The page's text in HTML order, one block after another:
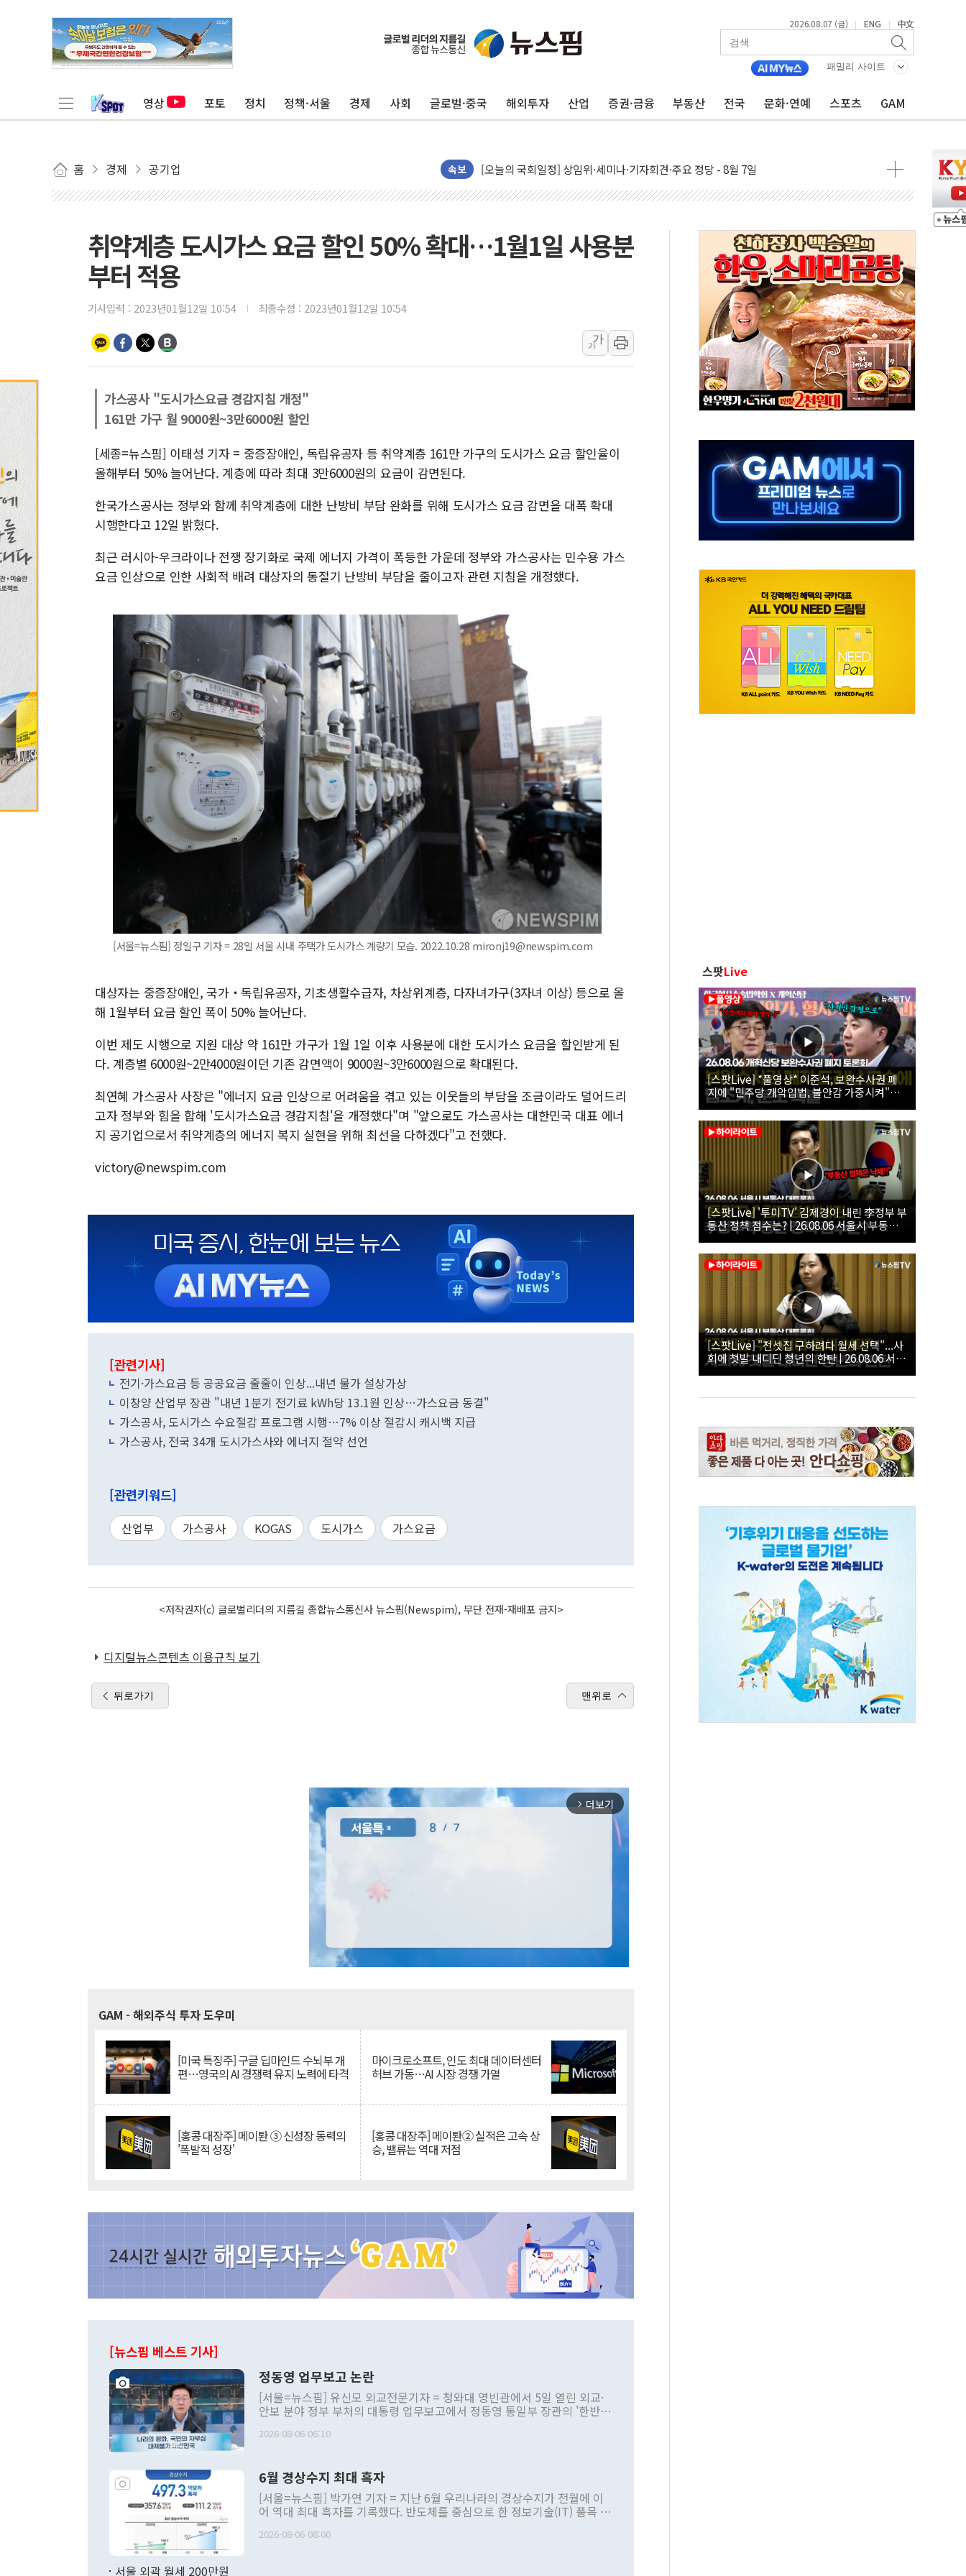
2026.08.07 (금) | ENG | 中文
패밀리 사이트
영상 포토 정치 정책·서울 경제 사회 글로벌·중국 해외투자 산업 증권·금융 부동산 전국 문화·연예 스포츠 GAM
홈 경제 공기업 속보
뉴욕증시, 유가·금리 부담에 하락…다우 5거래일 랠리 '마침표'
이란, 오만과 호르무즈 해협 재개방 합의 막바지.."美와 직접 협상 없어"
李대통령, 오늘 부동산 정책 점검 2차 회의…주택 공급 대책 막바지 조율할 듯
[오늘의 정치일정] 8월 7일(금)
이란, 美·이스라엘 선박 호르무즈 통항 제한 추진…美 "통행 막을 권한 없어"
유럽증시, 견조한 실적 소화하며 대부분 상승… "2분기 기업 순이익 21% 증가" 전망
구광모, 내주 실리콘밸리서 젠슨 황 재회…로봇·AI 데이터센터·모빌리티 구체화
뉴욕증시 개장 전 특징주...모더나·아이온큐·도어대시↑ VS 샌디스크·피그마·앱러빈↓
김정관 장관 "영업이익 N% 성과급 반대…상법·자본시장법 개정 논의"
뉴욕증시 프리뷰, 미 주가선물 AI주 차익실현 속 혼조세...웨스턴디지털·샌디스크↓
청와대, 북한 단거리 탄도미사일 발사에 긴급 안보 점검회의
금값 7주 만에 최고…美 고용 둔화·호르무즈 재개방 기대에 강세
[인도증시] 중동 긴장 완화에 실적 호조까지, 상승...호실적 보고 기업 상승세 뚜렷
러, 1인칭시점 드론으로 우크라 민간인 '사파리' 공격… 시민들 공포감 극대화 전략
[베트남 증시] 지수 하락 속 'DGC' 임시 주총 기대감에 홀로 상한가…마진 잔액은 사상 최고
양주 섬유염색공장서 화재 1명 중상…대응 1단계 진압 중
취약계층 도시가스 요금 할인 50% 확대…1월1일 사용분
부터 적용
기사입력 : 2023년01월12일 10:54 최종수정 : 2023년01월12일 10:54
가
가
가스공사 "도시가스요금 경감지침 개정"
161만 가구 월 9000원~3만6000원 할인
[세종=뉴스핌] 이태성 기자 = 중증장애인, 독립유공자 등 취약계층 161만 가구의 도시가스 요금 할인율이
올해부터 50% 늘어난다. 계층에 따라 최대 3만6000원의 요금이 감면된다.
한국가스공사는 정부와 함께 취약계층에 대한 난방비 부담 완화를 위해 도시가스 요금 감면을 대폭 확대
시행한다고 12일 밝혔다.
최근 러시아-우크라이나 전쟁 장기화로 국제 에너지 가격이 폭등한 가운데 정부와 가스공사는 민수용 가스
요금 인상으로 인한 사회적 배려 대상자의 동절기 난방비 부담을 줄이고자 관련 지침을 개정했다.
[서울=뉴스핌] 정일구 기자 = 28일 서울 시내 주택가 도시가스 계량기 모습. 2022.10.28 mironj19@newspim.com
대상자는 중증장애인, 국가‧독립유공자, 기초생활수급자, 차상위계층, 다자녀가구(3자녀 이상) 등으로 올
해 1월부터 요금 할인 폭이 50% 늘어난다.
이번 제도 시행으로 지원 대상 약 161만 가구가 1월 1일 이후 사용분에 대한 도시가스 요금을 할인받게 된
다. 계층별 6000원~2만4000원이던 기존 감면액이 9000원~3만6000원으로 확대된다.
최연혜 가스공사 사장은 "에너지 요금 인상으로 어려움을 겪고 있는 이웃들의 부담을 조금이라도 덜어드리
고자 정부와 힘을 합해 '도시가스요금 경감지침'을 개정했다"며 "앞으로도 가스공사는 대한민국 대표 에너
지 공기업으로서 취약계층의 에너지 복지 실현을 위해 최선을 다하겠다"고 전했다.
victory@newspim.com
[관련기사]
전기·가스요금 등 공공요금 줄줄이 인상...내년 물가 설상가상
이창양 산업부 장관 "내년 1분기 전기료 kWh당 13.1원 인상…가스요금 동결"
가스공사, 도시가스 수요절감 프로그램 시행…7% 이상 절감시 캐시백 지급
가스공사, 전국 34개 도시가스사와 에너지 절약 선언
[관련키워드]
산업부 가스공사 KOGAS 도시가스 가스요금
<저작권자(c) 글로벌리더의 지름길 종합뉴스통신사 뉴스핌(Newspim), 무단 전재-재배포 금지>
디지털뉴스콘텐츠 이용규칙 보기
뒤로가기 맨위로
arrow_forward_ios 더보기
GAM - 해외주식 투자 도우미
[미국 특징주] 구글 딥마인드 수뇌부 개
편…영국의 AI 경쟁력 유지 노력에 타격
마이크로소프트, 인도 최대 데이터센터
허브 가동…AI 시장 경쟁 가열
[홍콩 대장주] 메이퇀 ③ 신성장 동력의
'폭발적 성장'
[홍콩 대장주] 메이퇀② 실적은 고속 상
승, 밸류는 역대 저점
[뉴스핌 베스트 기사]
정동영 업무보고 논란
[서울=뉴스핌] 유신모 외교전문기자 = 청와대 영빈관에서 5일 열린 외교·
안보 분야 정부 부처의 대통령 업무보고에서 정동영 통일부 장관의 '한반도
발언 중에는 정부 내 조율을 거치지 않은 사안을 정책으로 추진하겠다고 공
주의적 희망에 근거한 비현실적 구상'이라는 비판을 내놨다. 그동안 정 장
관의 대북 정책 관련 발언이 물의를 빚은 적은 여러 번 있지만 대통령과 유
관 부처 장관이 공개적으로 부정적 입장을 표명한 것은 이례적이다. 정 장
관의 무리한 대북 접근법과 월권을 제어해야 한다는 목소리도 높아지고 있
다. [정동영 통일부 장관이 지난달 23일 오후 서울 종로구 정부서울청사에
2026-08-06 06:10
6월 경상수지 최대 흑자
[서울=뉴스핌] 박가연 기자 = 지난 6월 우리나라의 경상수지가 전월에 이
어 역대 최대 흑자를 기록했다. 반도체를 중심으로 한 정보기술(IT) 품목 수
료=한국은행] 한국은행이 6일 발표한 '2026년 6월 국제수지(잠정)'에 따르
2026-08-06 08:00
서울 외곽 월세 200만원
스팟Live
[스팟Live] *풀영상* 이준석, 보완수사권 폐
지에 "민주당 개악입법, 불안감 가중시켜"｜
26.08.06 개혁신당 보완수사권 폐지 토론회
[스팟Live] '투미TV' 김제경이 내린 李정부 부
동산 정책 점수는? | 26.08.06 서울시 부동산
대토론회
[스팟Live] "전셋집 구하려다 월세 선택"...사
회에 첫발 내디딘 청년의 한탄 | 26.08.06 서울
시 부동산 대토론회